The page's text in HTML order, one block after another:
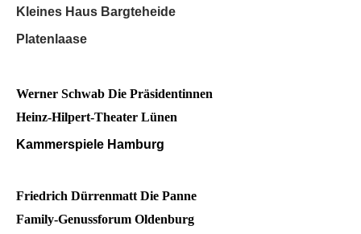
Kleines Haus Bargteheide
Platenlaase
Werner Schwab Die Präsidentinnen
Heinz-Hilpert-Theater Lünen
Kammerspiele Hamburg
Friedrich Dürrenmatt Die Panne
Family-Genussforum Oldenburg